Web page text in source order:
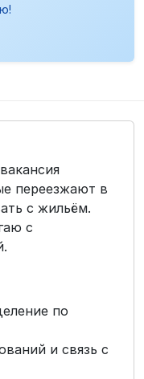
переезжают в
с жильём.
с
по
и связь с